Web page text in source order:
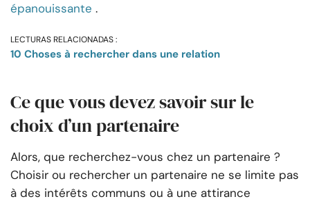
épanouissante .
LECTURAS RELACIONADAS :
10 Choses à rechercher dans une relation
Ce que vous devez savoir sur le
choix d’un partenaire
Alors, que recherchez-vous chez un partenaire ?
Choisir ou rechercher un partenaire ne se limite pas
à des intérêts communs ou à une attirance